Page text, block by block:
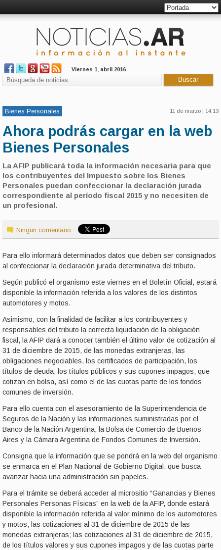
Viernes 1, abril 2016
Bienes Personales 11 de marzo | 14:13
Ahora podrás cargar en la web
Bienes Personales
La AFIP publicará toda la información necesaria para que
los contribuyentes del Impuesto sobre los Bienes
Personales puedan confeccionar la declaración jurada
correspondiente al período fiscal 2015 y no necesiten de
un profesional.
Ningun comentario
Para ello informará determinados datos que deben ser consignados
al confeccionar la declaración jurada determinativa del tributo.
Según publicó el organismo este viernes en el Boletín Oficial, estará
disponible la información referida a los valores de los distintos
automotores y motos.
Asimismo, con la finalidad de facilitar a los contribuyentes y
responsables del tributo la correcta liquidación de la obligación
fiscal, la AFIP dará a conocer también el último valor de cotización al
31 de diciembre de 2015, de las monedas extranjeras, las
obligaciones negociables, los certificados de participación, los
títulos de deuda, los títulos públicos y sus cupones impagos, que
cotizan en bolsa, así como el de las cuotas parte de los fondos
comunes de inversión.
Para ello cuenta con el asesoramiento de la Superintendencia de
Seguros de la Nación y las informaciones suministradas por el
Banco de la Nación Argentina, la Bolsa de Comercio de Buenos
Aires y la Cámara Argentina de Fondos Comunes de Inversión.
Consigna que la información que se pondrá en la web del organismo
se enmarca en el Plan Nacional de Gobierno Digital, que busca
avanzar hacia una administración sin papeles.
Para el trámite se deberá acceder al micrositio “Ganancias y Bienes
Personales Personas Físicas” en la web de la AFIP, donde estará
disponible la información referida al valor mínimo de los automotores
y motos; las cotizaciones al 31 de diciembre de 2015 de las
monedas extranjeras; las cotizaciones al 31 de diciembre de 2015,
de los títulos valores y sus cupones impagos y de las cuotas parte